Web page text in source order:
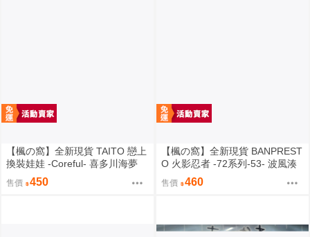
【楓の窩】全新現貨 TAITO 戀上
換裝娃娃 -Coreful- 喜多川海夢
貝羅妮卡ver.【日版】
售價 450
【楓の窩】全新現貨 BANPREST
O 火影忍者 -72系列-53- 波風湊
＆漩渦九品＆鳴人【日版】
售價 460